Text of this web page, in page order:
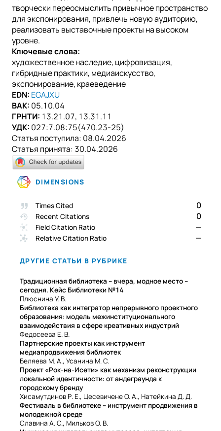
творчески переосмыслить привычное пространство
для экспонирования, привлечь новую аудиторию,
реализовать выставочные проекты на высоком
уровне.
Ключевые слова:
художественное наследие, цифровизация,
гибридные практики, медиаискусство,
экспонирование, краеведение
EDN: EGAJXU
ВАК: 05.10.04
ГРНТИ: 13.21.07, 13.31.11
УДК: 027:7.08:75(470.23-25)
Статья поступила: 08.04.2026
Статья принята: 30.04.2026
DIMENSIONS
Times Cited 0
Recent Citations 0
Field Citation Ratio —
Relative Citation Ratio —
ДРУГИЕ СТАТЬИ В РУБРИКЕ
Традиционная библиотека – вчера, модное место –
сегодня. Кейс Библиотеки №14
Плюснина У. В.
Библиотека как интегратор непрерывного проектного
образования: модель межинституционального
взаимодействия в сфере креативных индустрий
Федосеева Е. В.
Партнерские проекты как инструмент
медиапродвижения библиотек
Беляева М. А., Усанина М. С.
Проект «Рок-на-Исети» как механизм реконструкции
локальной идентичности: от андеграунда к
городскому бренду
Хисамутдинов Р. Е., Цесевичене О. А., Натейкина Д. Д.
Фестиваль в библиотеке – инструмент продвижения в
молодежной среде
Славина А. С., Мильков О. В.